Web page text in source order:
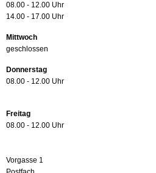
08.00 - 12.00 Uhr
14.00 - 17.00 Uhr
Mittwoch
geschlossen
Donnerstag
08.00 - 12.00 Uhr
Freitag
08.00 - 12.00 Uhr
Vorgasse 1